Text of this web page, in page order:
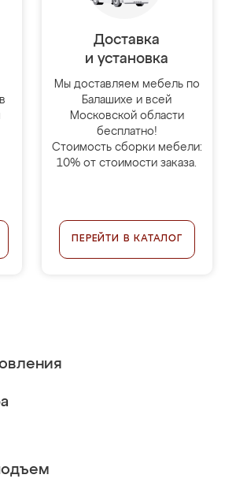
Доставка
и установка
Мы доставляем мебель по
Балашихе и всей
Московской области
бесплатно!
Стоимость сборки мебели:
10% от стоимости заказа.
ПЕРЕЙТИ В КАТАЛОГ